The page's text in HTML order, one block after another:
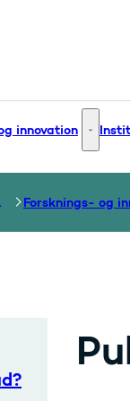
links
innovation